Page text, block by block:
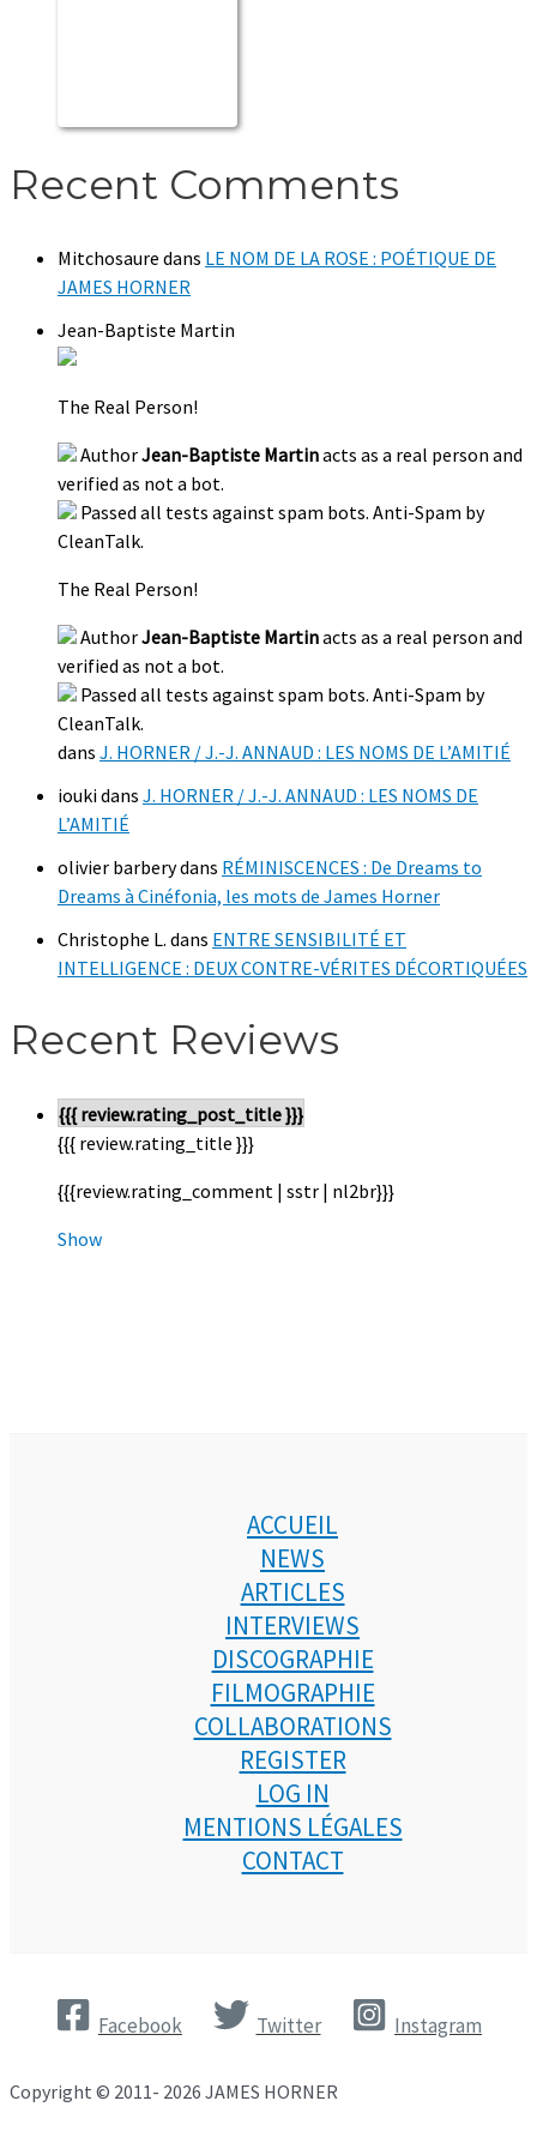
Recent Comments
Mitchosaure dans LE NOM DE LA ROSE : POÉTIQUE DE
JAMES HORNER
Jean-Baptiste Martin
The Real Person!
AuthorJean-Baptiste Martinacts as a real person and
verified as not a bot.
Passed all tests against spam bots. Anti-Spam by
CleanTalk.
The Real Person!
AuthorJean-Baptiste Martinacts as a real person and
verified as not a bot.
Passed all tests against spam bots. Anti-Spam by
CleanTalk.
dans J. HORNER / J.-J. ANNAUD : LES NOMS DE L’AMITIÉ
ioukidans J. HORNER / J.-J. ANNAUD : LES NOMS DE
L’AMITIÉ
olivier barberydans RÉMINISCENCES : De Dreams to
Dreams à Cinéfonia, les mots de James Horner
Christophe L. dans ENTRE SENSIBILITÉ ET
INTELLIGENCE : DEUX CONTRE-VÉRITES DÉCORTIQUÉES
Recent Reviews
{{{ review.rating_post_title }}}
{{{ review.rating_title }}}
{{{review.rating_comment | sstr | nl2br}}}
Show
ACCUEIL
NEWS
ARTICLES
INTERVIEWS
DISCOGRAPHIE
FILMOGRAPHIE
COLLABORATIONS
REGISTER
LOG IN
MENTIONS LÉGALES
CONTACT
Facebook Twitter Instagram
Copyright © 2011- 2026 JAMES HORNER